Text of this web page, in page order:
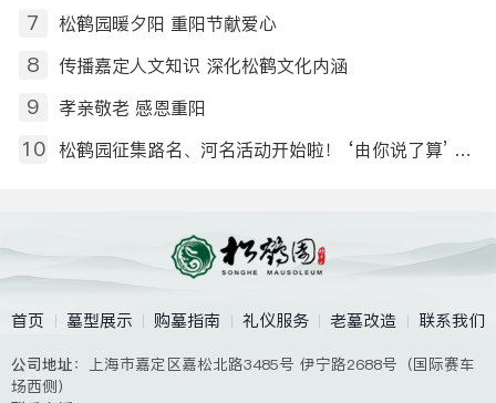
7 松鹤园暖夕阳 重阳节献爱心
8 传播嘉定人文知识 深化松鹤文化内涵
9 孝亲敬老 感恩重阳
10 松鹤园征集路名、河名活动开始啦！ ‘由你说了算’ ——命名征集令
首页 墓型展示 购墓指南 礼仪服务 老墓改造 联系我们
公司地址：上海市嘉定区嘉松北路3485号 伊宁路2688号（国际赛车
场西侧）